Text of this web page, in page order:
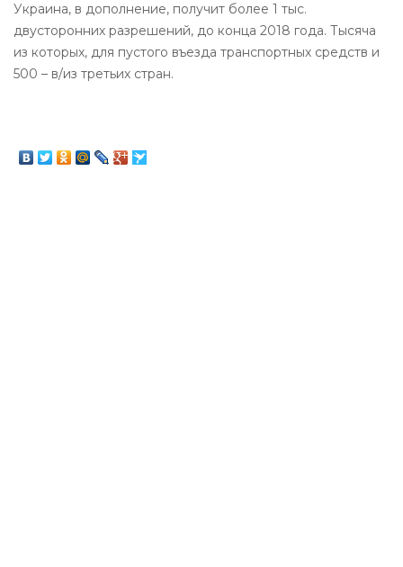
Украина, в дополнение, получит более 1 тыс.
двусторонних разрешений, до конца 2018 года. Тысяча
из которых, для пустого въезда транспортных средств и
500 – в/из третьих стран.